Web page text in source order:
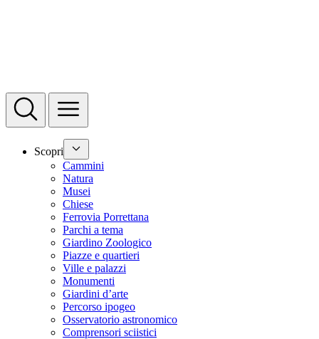
Scopri
Cammini
Natura
Musei
Chiese
Ferrovia Porrettana
Parchi a tema
Giardino Zoologico
Piazze e quartieri
Ville e palazzi
Monumenti
Giardini d’arte
Percorso ipogeo
Osservatorio astronomico
Comprensori sciistici